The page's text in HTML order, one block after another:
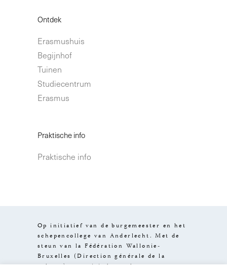
Ontdek
Erasmushuis
Begijnhof
Tuinen
Studiecentrum
Erasmus
Praktische info
Praktische info
Op initiatief van de burgemeester en het
schepencollege van Anderlecht. Met de
steun van la Fédération Wallonie-
Bruxelles (Direction générale de la
culture), van visit.brussels en van